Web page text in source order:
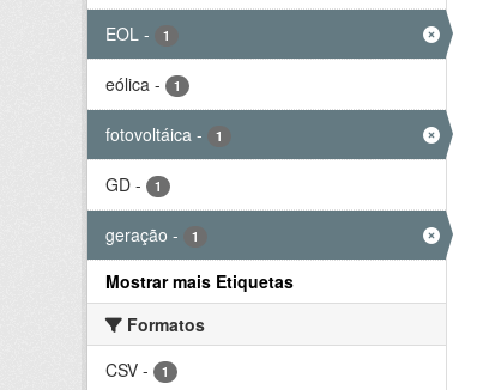
EOL - 1
eólica - 1
fotovoltáica - 1
GD - 1
geração - 1
Mostrar mais Etiquetas
Formatos
CSV - 1